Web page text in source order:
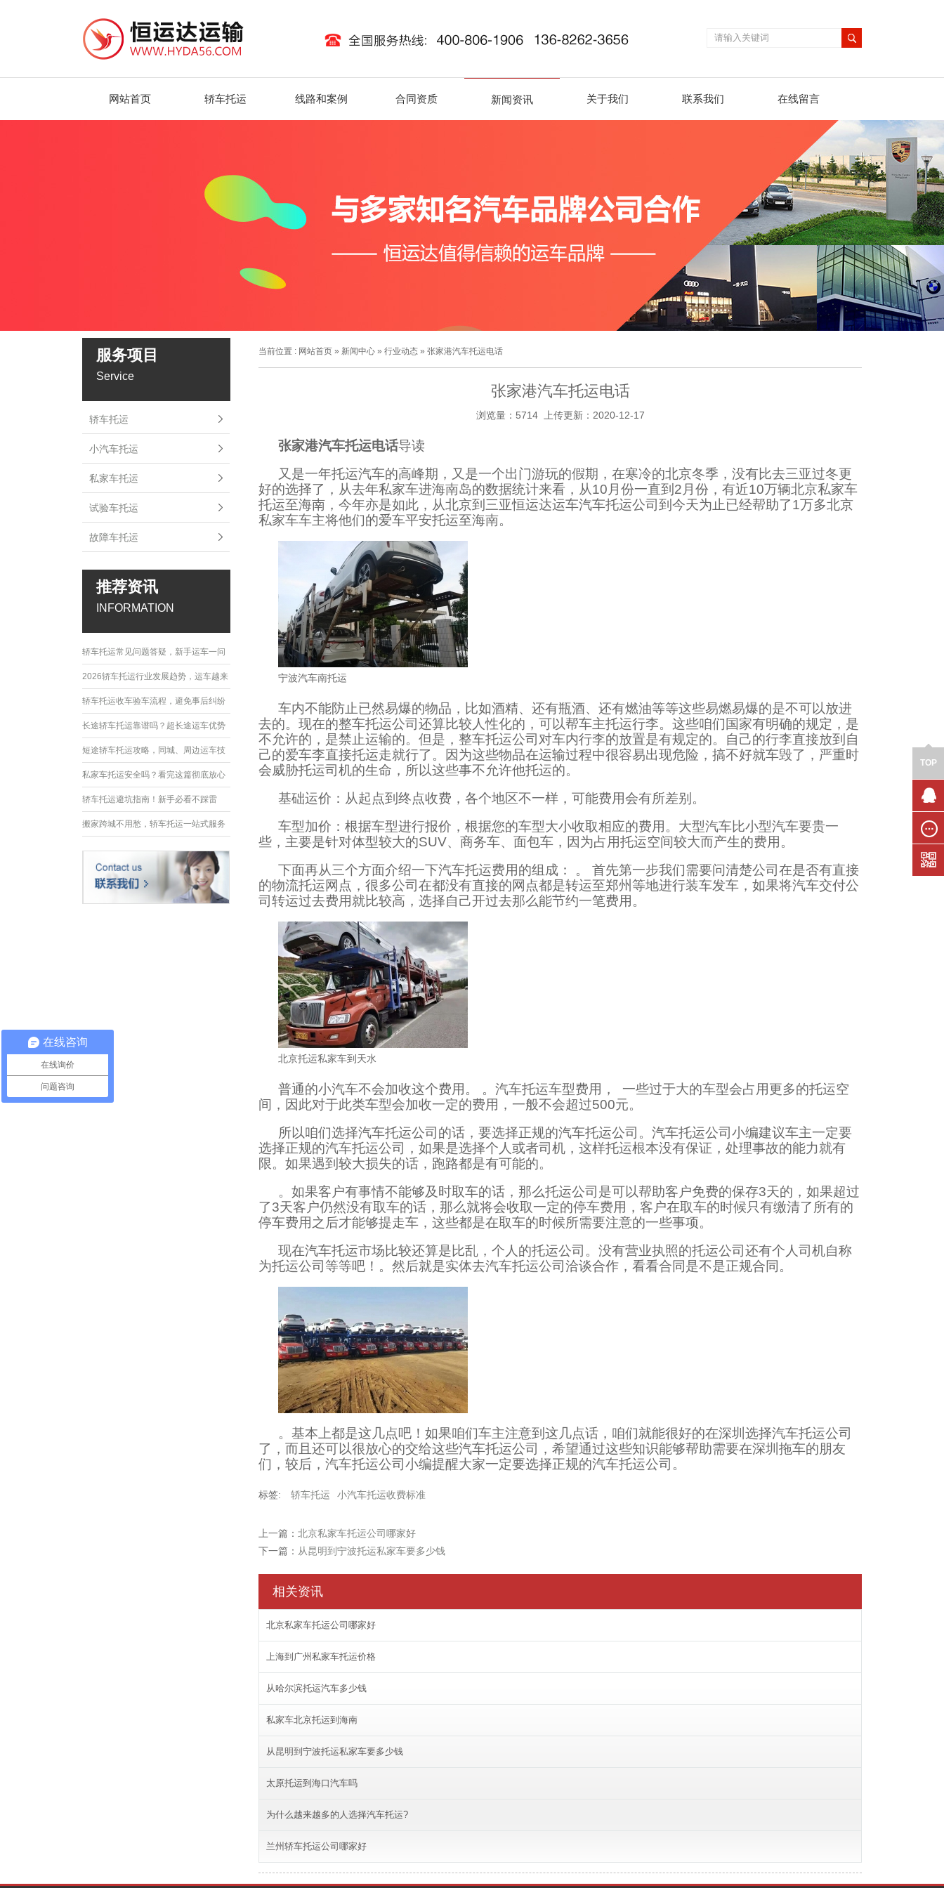
网站首页 轿车托运 线路和案例 合同资质 新闻资讯 关于我们 联系我们 在线留言
服务项目
Service
轿车托运
小汽车托运
私家车托运
试验车托运
故障车托运
推荐资讯
INFORMATION
轿车托运常见问题答疑，新手运车一问
全懂
2026轿车托运行业发展趋势，运车越来
越省心
轿车托运收车验车流程，避免事后纠纷
长途轿车托运靠谱吗？超长途运车优势
解析
短途轿车托运攻略，同城、周边运车技
巧
私家车托运安全吗？看完这篇彻底放心
轿车托运避坑指南！新手必看不踩雷
搬家跨城不用愁，轿车托运一站式服务
当前位置 : 网站首页 » 新闻中心 » 行业动态 » 张家港汽车托运电话
张家港汽车托运电话
浏览量：5714 上传更新：2020-12-17
张家港汽车托运电话导读
又是一年托运汽车的高峰期，又是一个出门游玩的假期，在寒冷的北京冬季，没有比去三亚过冬更
好的选择了，从去年私家车进海南岛的数据统计来看，从10月份一直到2月份，有近10万辆北京私家车
托运至海南，今年亦是如此，从北京到三亚恒运达运车汽车托运公司到今天为止已经帮助了1万多北京
私家车车主将他们的爱车平安托运至海南。
宁波汽车南托运
车内不能防止已然易爆的物品，比如酒精、还有瓶酒、还有燃油等等这些易燃易爆的是不可以放进
去的。现在的整车托运公司还算比较人性化的，可以帮车主托运行李。这些咱们国家有明确的规定，是
不允许的，是禁止运输的。但是，整车托运公司对车内行李的放置是有规定的。自己的行李直接放到自
己的爱车李直接托运走就行了。因为这些物品在运输过程中很容易出现危险，搞不好就车毁了，严重时
会威胁托运司机的生命，所以这些事不允许他托运的。
基础运价：从起点到终点收费，各个地区不一样，可能费用会有所差别。
车型加价：根据车型进行报价，根据您的车型大小收取相应的费用。大型汽车比小型汽车要贵一
些，主要是针对体型较大的SUV、商务车、面包车，因为占用托运空间较大而产生的费用。
下面再从三个方面介绍一下汽车托运费用的组成： 。 首先第一步我们需要问清楚公司在是否有直接
的物流托运网点，很多公司在都没有直接的网点都是转运至郑州等地进行装车发车，如果将汽车交付公
司转运过去费用就比较高，选择自己开过去那么能节约一笔费用。
北京托运私家车到天水
普通的小汽车不会加收这个费用。 。汽车托运车型费用， 一些过于大的车型会占用更多的托运空
间，因此对于此类车型会加收一定的费用，一般不会超过500元。
所以咱们选择汽车托运公司的话，要选择正规的汽车托运公司。汽车托运公司小编建议车主一定要
选择正规的汽车托运公司，如果是选择个人或者司机，这样托运根本没有保证，处理事故的能力就有
限。如果遇到较大损失的话，跑路都是有可能的。
。如果客户有事情不能够及时取车的话，那么托运公司是可以帮助客户免费的保存3天的，如果超过
了3天客户仍然没有取车的话，那么就将会收取一定的停车费用，客户在取车的时候只有缴清了所有的
停车费用之后才能够提走车，这些都是在取车的时候所需要注意的一些事项。
现在汽车托运市场比较还算是比乱，个人的托运公司。没有营业执照的托运公司还有个人司机自称
为托运公司等等吧！。然后就是实体去汽车托运公司洽谈合作，看看合同是不是正规合同。
。基本上都是这几点吧！如果咱们车主注意到这几点话，咱们就能很好的在深圳选择汽车托运公司
了，而且还可以很放心的交给这些汽车托运公司，希望通过这些知识能够帮助需要在深圳拖车的朋友
们，较后，汽车托运公司小编提醒大家一定要选择正规的汽车托运公司。
标签: 轿车托运 小汽车托运收费标准
上一篇： 北京私家车托运公司哪家好
下一篇： 从昆明到宁波托运私家车要多少钱
相关资讯
北京私家车托运公司哪家好
上海到广州私家车托运价格
从哈尔滨托运汽车多少钱
私家车北京托运到海南
从昆明到宁波托运私家车要多少钱
太原托运到海口汽车吗
为什么越来越多的人选择汽车托运?
兰州轿车托运公司哪家好
TOP
在线留
在线咨询
在线询价
问题咨询